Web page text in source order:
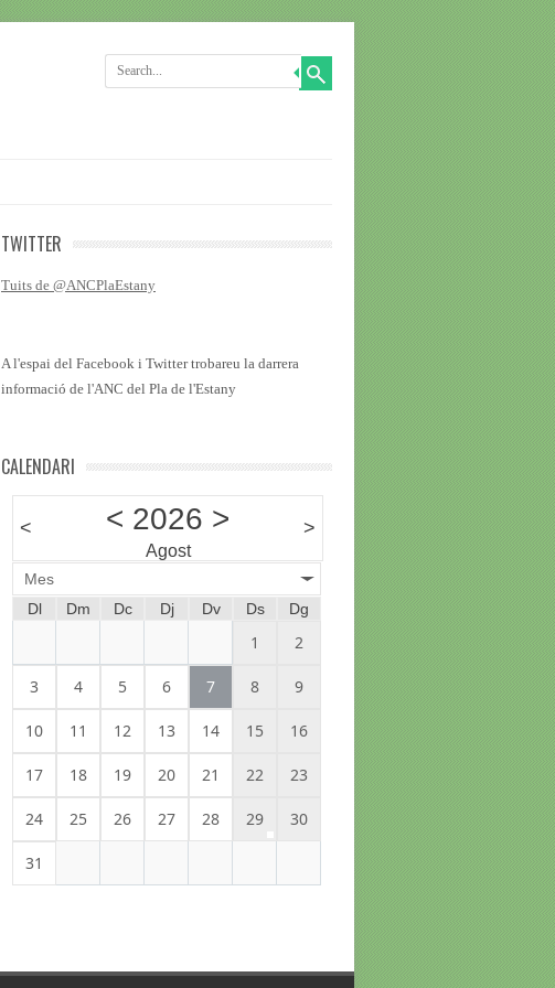
TWITTER
Tuits de @ANCPlaEstany
A l'espai del Facebook i Twitter trobareu la darrera
informació de l'ANC del Pla de l'Estany
CALENDARI
< < 2026 >
Agost
>
Mes
Dl
Dm Dc Dj Dv Ds Dg
1 2
3 4 5 6 7 8 9
10 11 12 13 14 15 16
17 18 19 20 21 22 23
24 25 26 27 28 29 30
31